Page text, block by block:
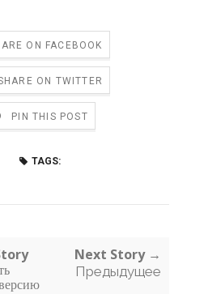
ON FACEBOOK
ON TWITTER
PIN THIS POST
TAGS:
Next Story →
Предыдущее